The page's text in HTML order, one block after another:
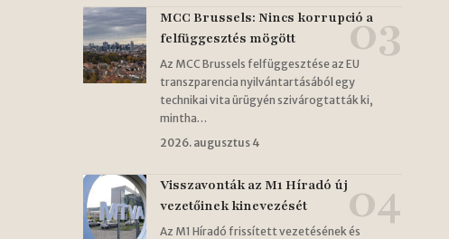
MCC Brussels: Nincs korrupció a
felfüggesztés mögött
Az MCC Brussels felfüggesztése az EU
transzparencia nyilvántartásából egy
technikai vita ürügyén szivárogtatták ki,
mintha…
2026. augusztus 4
Visszavonták az M1 Híradó új
vezetőinek kinevezését
Az M1 Híradó frissített vezetésének és